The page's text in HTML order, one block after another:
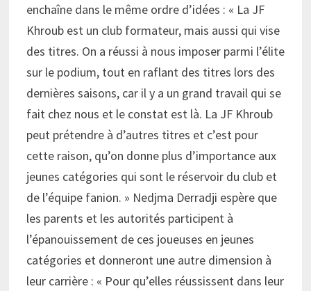
enchaîne dans le même ordre d’idées : « La JF
Khroub est un club formateur, mais aussi qui vise
des titres. On a réussi à nous imposer parmi l’élite
sur le podium, tout en raflant des titres lors des
dernières saisons, car il y a un grand travail qui se
fait chez nous et le constat est là. La JF Khroub
peut prétendre à d’autres titres et c’est pour
cette raison, qu’on donne plus d’importance aux
jeunes catégories qui sont le réservoir du club et
de l’équipe fanion. » Nedjma Derradji espère que
les parents et les autorités participent à
l’épanouissement de ces joueuses en jeunes
catégories et donneront une autre dimension à
leur carrière : « Pour qu’elles réussissent dans leur